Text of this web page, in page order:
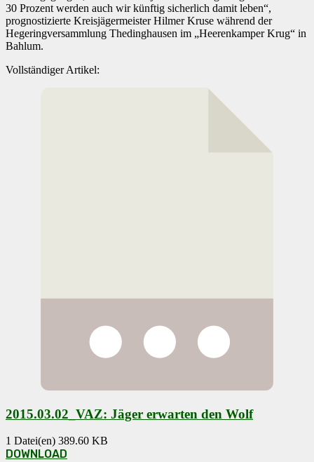
30 Prozent werden auch wir künftig sicherlich damit leben“,
prognostizierte Kreisjägermeister Hilmer Kruse während der
Hegeringversammlung Thedinghausen im „Heerenkamper Krug“ in
Bahlum.
Vollständiger Artikel:
2015.03.02_VAZ: Jäger erwarten den Wolf
1 Datei(en) 389.60 KB
DOWNLOAD